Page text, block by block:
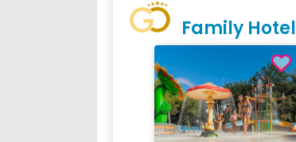
Family Hotel